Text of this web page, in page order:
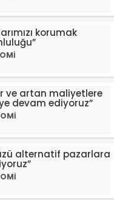
korumak
ve artan maliyetlere
devam ediyoruz”
alternatif pazarlara